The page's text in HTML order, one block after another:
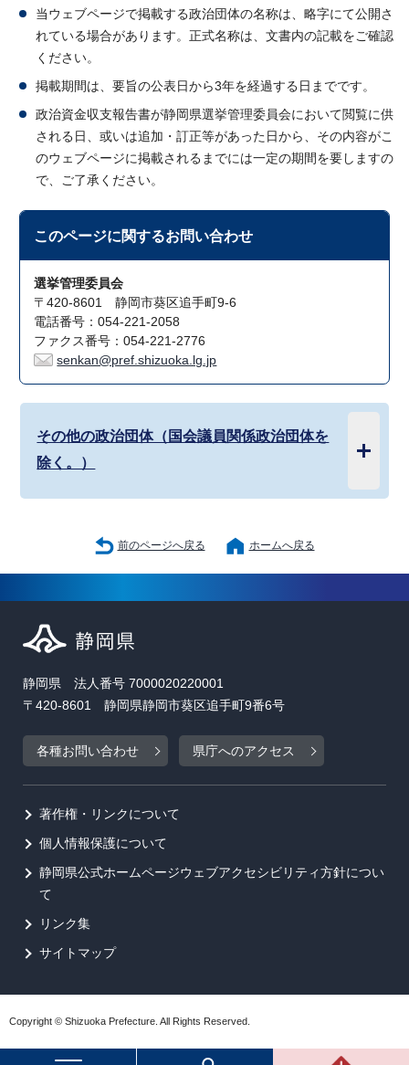
当ウェブページで掲載する政治団体の名称は、略字にて公開さ
れている場合があります。正式名称は、文書内の記載をご確認
ください。
掲載期間は、要旨の公表日から3年を経過する日までです。
政治資金収支報告書が静岡県選挙管理委員会において閲覧に供
される日、或いは追加・訂正等があった日から、その内容がこ
のウェブページに掲載されるまでには一定の期間を要しますの
で、ご了承ください。
このページに関するお問い合わせ
選挙管理委員会
〒420-8601 静岡市葵区追手町9-6
電話番号：054-221-2058
ファクス番号：054-221-2776
senkan@pref.shizuoka.lg.jp
その他の政治団体（国会議員関係政治団体を
除く。）
前のページへ戻る ホームへ戻る
静岡県 法人番号 7000020220001
〒420-8601 静岡県静岡市葵区追手町9番6号
各種お問い合わせ 県庁へのアクセス
著作権・リンクについて
個人情報保護について
静岡県公式ホームページウェブアクセシビリティ方針につい
て
リンク集
サイトマップ
Copyright © Shizuoka Prefecture. All Rights Reserved.